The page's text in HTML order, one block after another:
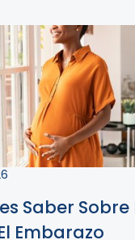
Saber
Embarazo